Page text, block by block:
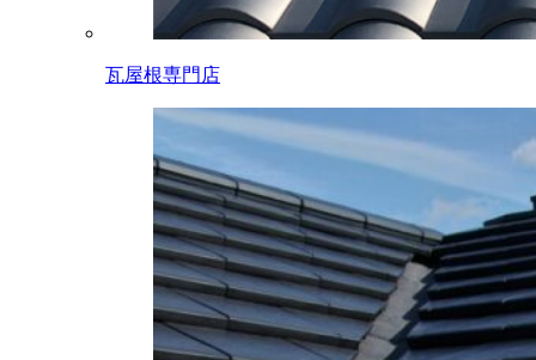
瓦屋根専門店